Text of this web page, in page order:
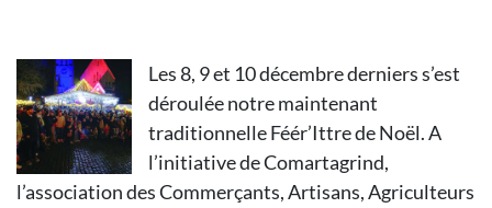
Les 8, 9 et 10 décembre derniers s’est
déroulée notre maintenant
traditionnelle Féér’Ittre de Noël. A
l’initiative de Comartagrind,
l’association des Commerçants, Artisans, Agriculteurs